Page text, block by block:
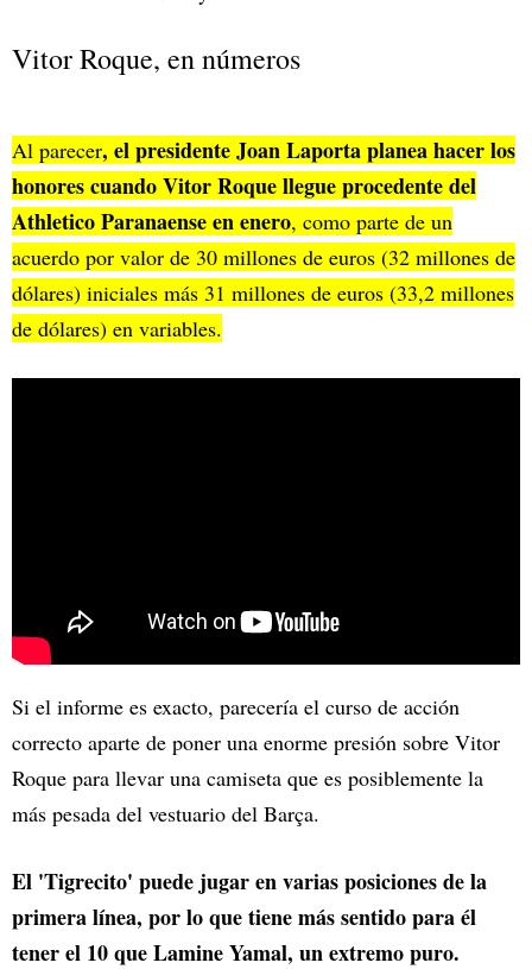
Vitor Roque, en números
Al parecer, el presidente Joan Laporta planea hacer los
honores cuando Vitor Roque llegue procedente del
Athletico Paranaense en enero, como parte de un
acuerdo por valor de 30 millones de euros (32 millones de
dólares) iniciales más 31 millones de euros (33,2 millones
de dólares) en variables.
Si el informe es exacto, parecería el curso de acción
correcto aparte de poner una enorme presión sobre Vitor
Roque para llevar una camiseta que es posiblemente la
más pesada del vestuario del Barça.
El 'Tigrecito' puede jugar en varias posiciones de la
primera línea, por lo que tiene más sentido para él
tener el 10 que Lamine Yamal, un extremo puro.